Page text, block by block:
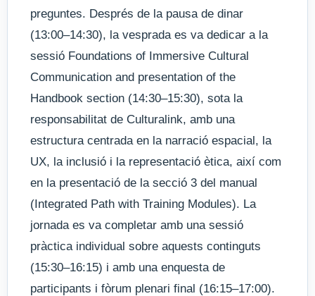
preguntes. Després de la pausa de dinar
(13:00–14:30), la vesprada es va dedicar a la
sessió Foundations of Immersive Cultural
Communication and presentation of the
Handbook section (14:30–15:30), sota la
responsabilitat de Culturalink, amb una
estructura centrada en la narració espacial, la
UX, la inclusió i la representació ètica, així com
en la presentació de la secció 3 del manual
(Integrated Path with Training Modules). La
jornada es va completar amb una sessió
pràctica individual sobre aquests continguts
(15:30–16:15) i amb una enquesta de
participants i fòrum plenari final (16:15–17:00).